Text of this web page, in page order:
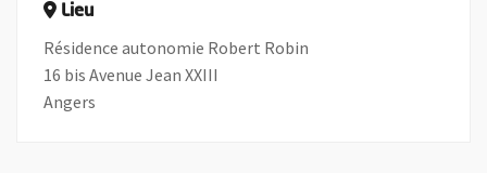
Lieu
Résidence autonomie Robert Robin
16 bis Avenue Jean XXIII
Angers